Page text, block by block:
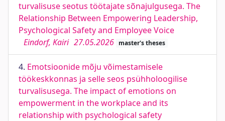
turvalisuse seotus töötajate sõnajulgusega. The
Relationship Between Empowering Leadership,
Psychological Safety and Employee Voice
Eindorf, Kairi 27.05.2026 master's theses
4. Emotsioonide mõju võimestamisele
töökeskkonnas ja selle seos psühholoogilise
turvalisusega. The impact of emotions on
empowerment in the workplace and its
relationship with psychological safety